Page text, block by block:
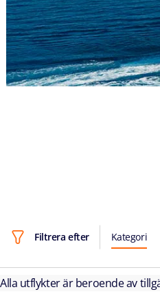
Filtrera efter Kategori
Alla utflykter är beroende av